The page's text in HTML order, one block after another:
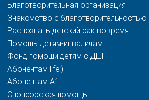
Благотворительная организация
Знакомство с благотворительностью
Распознать детский рак вовремя
Помощь детям-инвалидам
Фонд помощи детям с ДЦП
Абонентам life:)
Абонентам A1
Спонсорская помощь